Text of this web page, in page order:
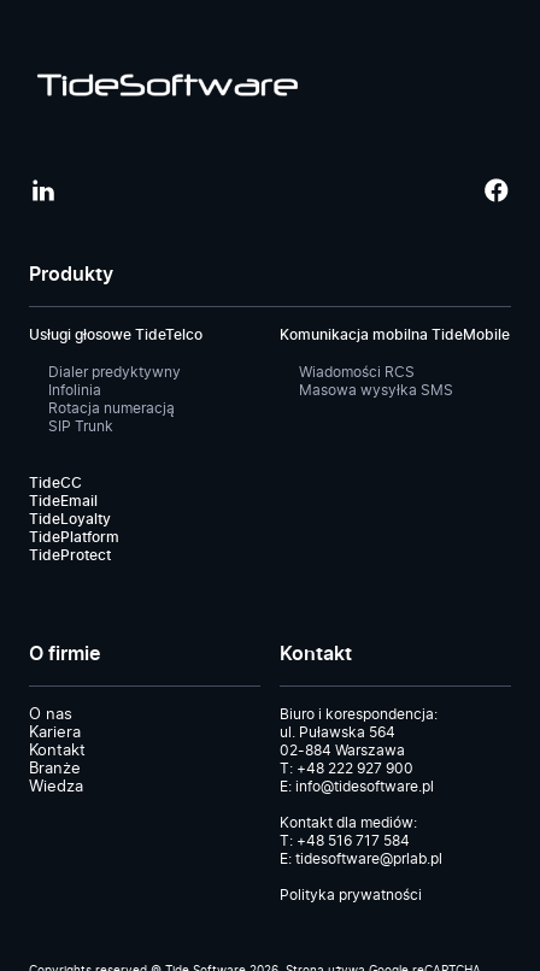
Produkty
Usługi głosowe TideTelco
Dialer predyktywny
Infolinia
Rotacja numeracją
SIP Trunk
Komunikacja mobilna TideMobile
Wiadomości RCS
Masowa wysyłka SMS
TideCC
TideEmail
TideLoyalty
TidePlatform
TideProtect
O firmie
O nas
Kariera
Kontakt
Branże
Wiedza
Kontakt
Biuro i korespondencja:
ul. Puławska 564
02-884 Warszawa
T: +48 222 927 900
E: info@tidesoftware.pl
Kontakt dla mediów:
T: +48 516 717 584
E: tidesoftware@prlab.pl
Polityka prywatności